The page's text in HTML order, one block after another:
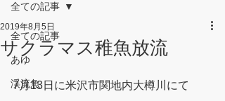
全ての記事
あゆ
渓流魚
全ての記事
サクラマス稚魚放流
2019年8月5日
7月13日に米沢市関地内大樽川にて